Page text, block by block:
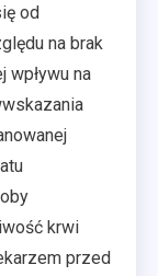
od
na brak
wpływu na
krwi
przed